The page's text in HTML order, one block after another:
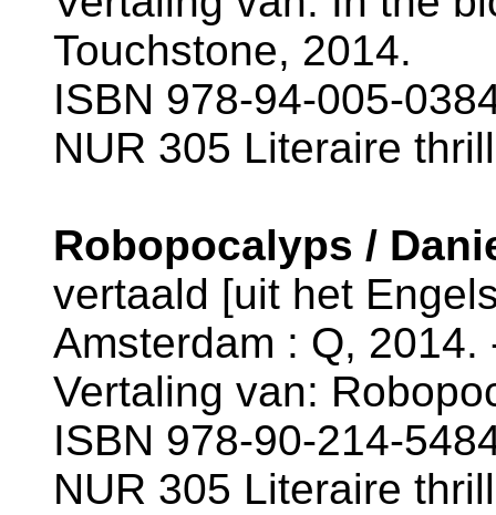
Touchstone, 2014.
ISBN 978-94-005-
NUR 305 Literaire
Robopocalyps /
vertaald [uit het
Amsterdam : Q,
Vertaling van:
ISBN 978-90-214-
NUR 305 Literaire